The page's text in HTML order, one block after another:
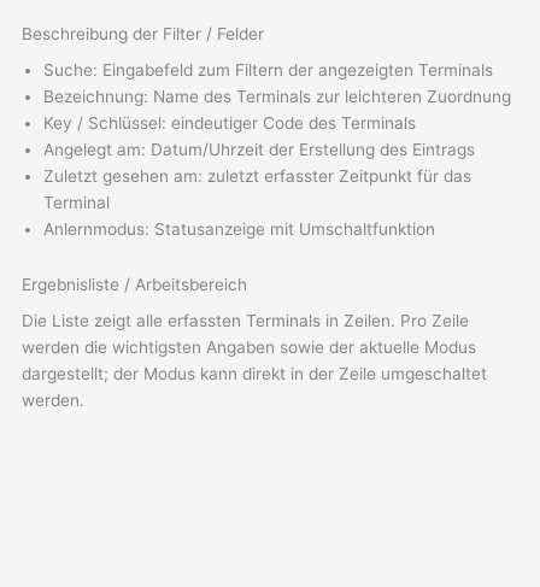
Beschreibung der Filter / Felder
Suche: Eingabefeld zum Filtern der angezeigten Terminals
Bezeichnung: Name des Terminals zur leichteren Zuordnung
Key / Schlüssel: eindeutiger Code des Terminals
Angelegt am: Datum/Uhrzeit der Erstellung des Eintrags
Zuletzt gesehen am: zuletzt erfasster Zeitpunkt für das
Terminal
Anlernmodus: Statusanzeige mit Umschaltfunktion
Ergebnisliste / Arbeitsbereich
Die Liste zeigt alle erfassten Terminals in Zeilen. Pro Zeile
werden die wichtigsten Angaben sowie der aktuelle Modus
dargestellt; der Modus kann direkt in der Zeile umgeschaltet
werden.